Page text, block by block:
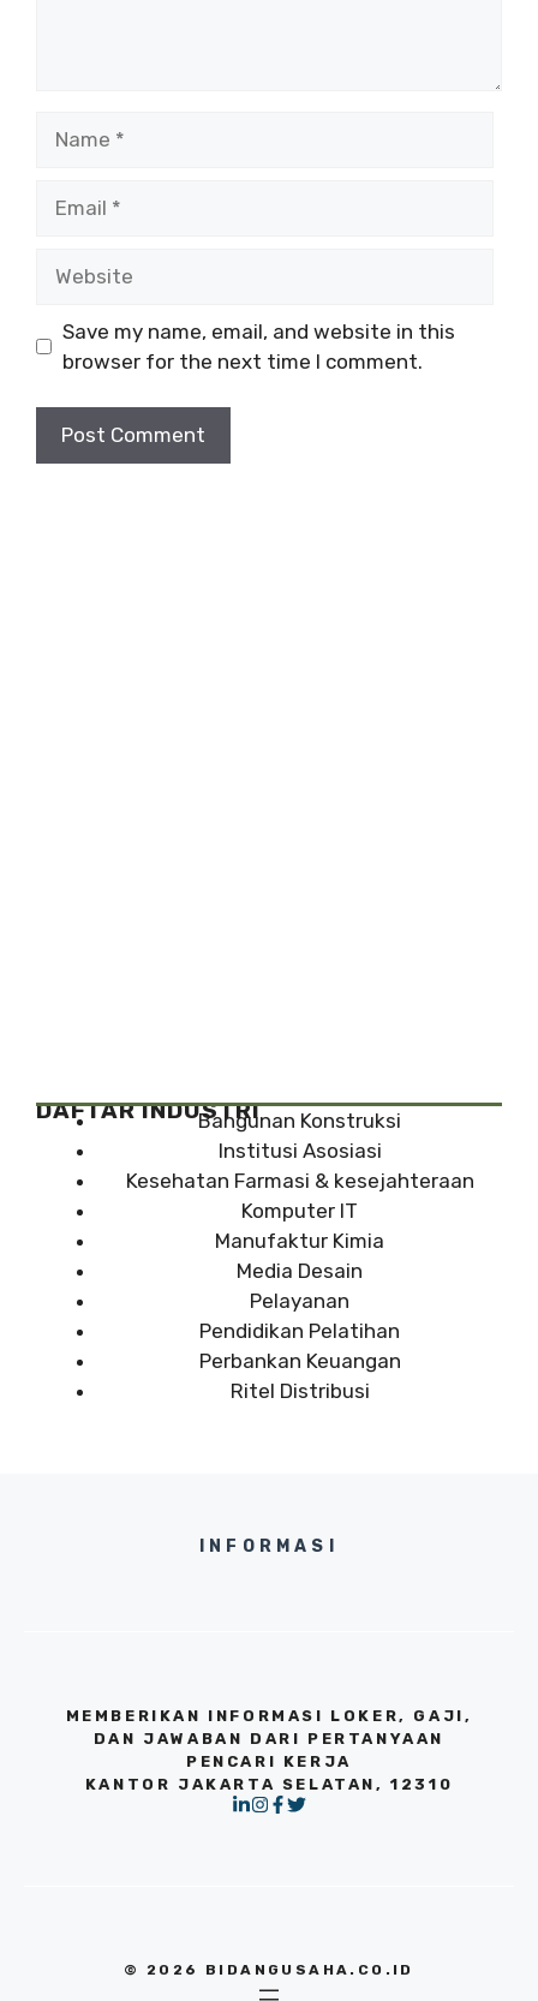
Save my name, email, and website in this
browser for the next time I comment.
DAFTAR INDUSTRIBangunan Konstruksi
Institusi Asosiasi
Kesehatan Farmasi & kesejahteraan
Komputer IT
Manufaktur Kimia
Media Desain
Pelayanan
Pendidikan Pelatihan
Perbankan Keuangan
Ritel Distribusi
INFORMASI
MEMBERIKAN INFORMASI LOKER, GAJI,
DAN JAWABAN DARI PERTANYAAN
PENCARI KERJA
KANTOR JAKARTA SELATAN, 12310
© 2026 BIDANGUSAHA.CO.ID